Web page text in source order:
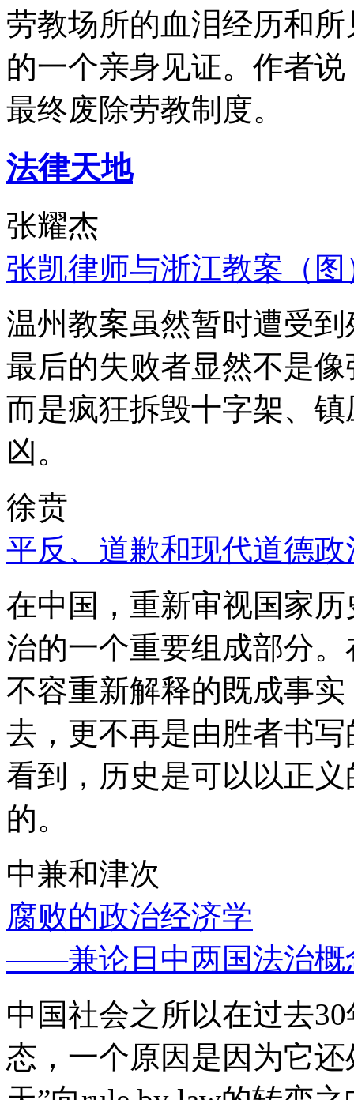
劳教场所的血泪经历和
的一个亲身见证。作者
最终废除劳教制度。
法律天地
张耀杰
张凯律师与浙江教案（图
温州教案虽然暂时遭受
最后的失败者显然不是
而是疯狂拆毁十字架、
凶。
徐贲
平反、道歉和现代道德政
在中国，重新审视国家
治的一个重要组成部分
不容重新解释的既成事
去，更不再是由胜者书
看到，历史是可以以正
的。
中兼和津次
腐败的政治经济学
——兼论日中两国法治概
中国社会之所以在过去
态，一个原因是因为它